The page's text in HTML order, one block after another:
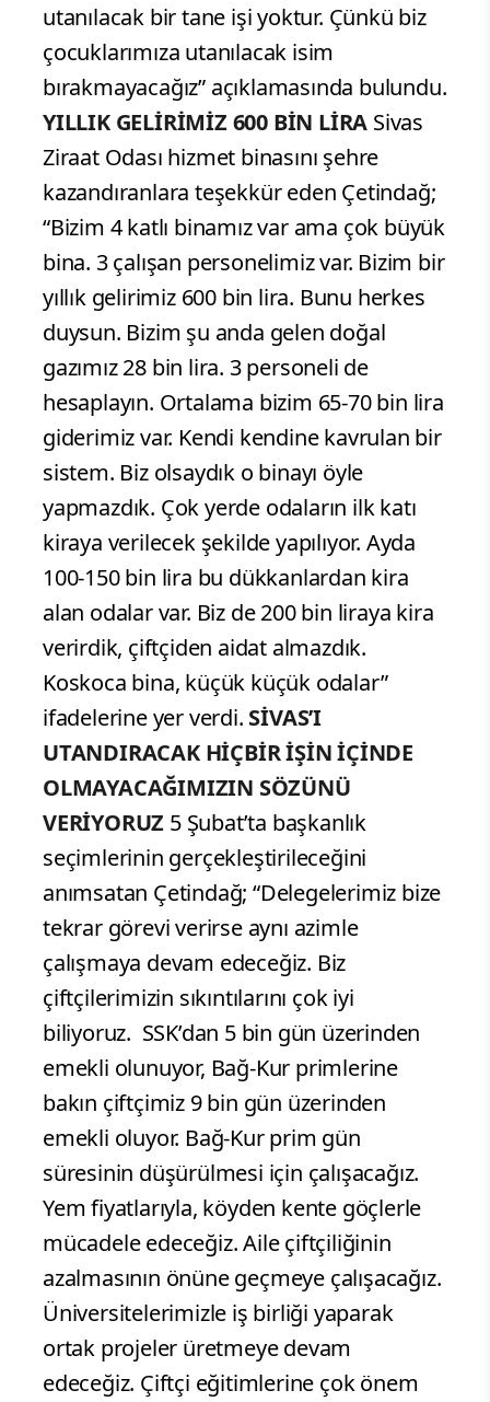
utanılacak bir tane işi yoktur. Çünkü biz
çocuklarımıza utanılacak isim
bırakmayacağız” açıklamasında bulundu.
YILLIK GELİRİMİZ 600 BİN LİRA Sivas
Ziraat Odası hizmet binasını şehre
kazandıranlara teşekkür eden Çetindağ;
“Bizim 4 katlı binamız var ama çok büyük
bina. 3 çalışan personelimiz var. Bizim bir
yıllık gelirimiz 600 bin lira. Bunu herkes
duysun. Bizim şu anda gelen doğal
gazımız 28 bin lira. 3 personeli de
hesaplayın. Ortalama bizim 65-70 bin lira
giderimiz var. Kendi kendine kavrulan bir
sistem. Biz olsaydık o binayı öyle
yapmazdık. Çok yerde odaların ilk katı
kiraya verilecek şekilde yapılıyor. Ayda
100-150 bin lira bu dükkanlardan kira
alan odalar var. Biz de 200 bin liraya kira
verirdik, çiftçiden aidat almazdık.
Koskoca bina, küçük küçük odalar”
ifadelerine yer verdi. SİVAS’I
UTANDIRACAK HİÇBİR İŞİN İÇİNDE
OLMAYACAĞIMIZIN SÖZÜNÜ
VERİYORUZ 5 Şubat’ta başkanlık
seçimlerinin gerçekleştirileceğini
anımsatan Çetindağ; “Delegelerimiz bize
tekrar görevi verirse aynı azimle
çalışmaya devam edeceğiz. Biz
çiftçilerimizin sıkıntılarını çok iyi
biliyoruz. SSK’dan 5 bin gün üzerinden
emekli olunuyor, Bağ-Kur primlerine
bakın çiftçimiz 9 bin gün üzerinden
emekli oluyor. Bağ-Kur prim gün
süresinin düşürülmesi için çalışacağız.
Yem fiyatlarıyla, köyden kente göçlerle
mücadele edeceğiz. Aile çiftçiliğinin
azalmasının önüne geçmeye çalışacağız.
Üniversitelerimizle iş birliği yaparak
ortak projeler üretmeye devam
edeceğiz. Çiftçi eğitimlerine çok önem